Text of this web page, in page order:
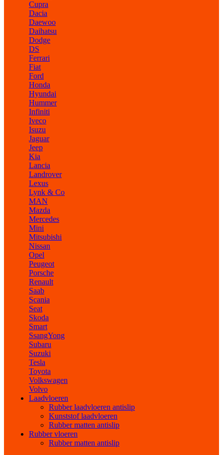
Cupra
Dacia
Daewoo
Daihatsu
Dodge
DS
Ferrari
Fiat
Ford
Honda
Hyundai
Hummer
Infiniti
Iveco
Isuzu
Jaguar
Jeep
Kia
Lancia
Landrover
Lexus
Lynk & Co
MAN
Mazda
Mercedes
Mini
Mitsubishi
Nissan
Opel
Peugeot
Porsche
Renault
Saab
Scania
Seat
Skoda
Smart
SsangYong
Subaru
Suzuki
Tesla
Toyota
Volkswagen
Volvo
Laadvloeren
Rubber laadvloeren antislip
Kunststof laadvloeren
Rubber matten antislip
Rubber vloeren
Rubber matten antislip